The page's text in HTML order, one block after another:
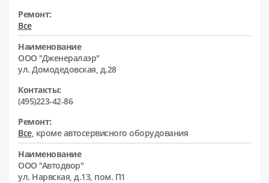
Ремонт:
Все
Наименование
ООО "Дженералаэр"
ул. Домодедовская, д.28
Контакты:
(495)223-42-86
Ремонт:
Все, кроме автосервисного оборудования
Наименование
ООО "Автодвор"
ул. Нарвская, д.13, пом. П1